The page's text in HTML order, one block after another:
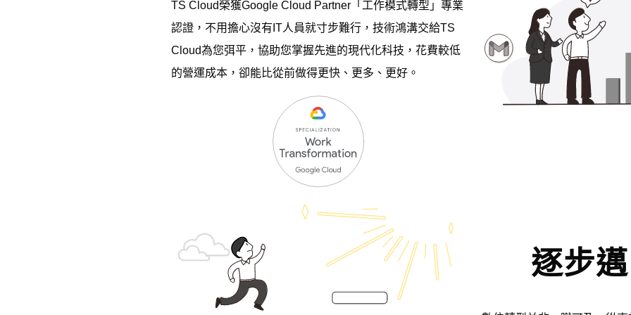
TS Cloud榮獲Google Cloud Partner「工作模式轉型」專業
認證，不用擔心沒有IT人員就寸步難行，技術鴻溝交給TS
Cloud為您弭平，協助您掌握先進的現代化科技，花費較低
的營運成本，卻能比從前做得更快、更多、更好。
逐步